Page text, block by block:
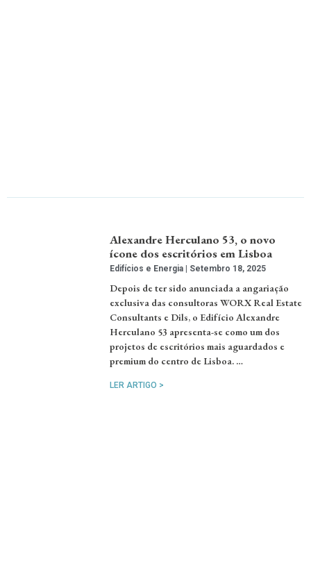
Alexandre Herculano 53, o novo
ícone dos escritórios em Lisboa
Edifícios e Energia Setembro 18, 2025
Depois de ter sido anunciada a angariação
exclusiva das consultoras WORX Real Estate
Consultants e Dils, o Edifício Alexandre
Herculano 53 apresenta-se como um dos
projetos de escritórios mais aguardados e
premium do centro de Lisboa. …
LER ARTIGO >